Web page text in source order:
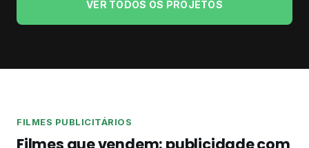
VER TODOS OS PROJETOS
FILMES PUBLICITÁRIOS